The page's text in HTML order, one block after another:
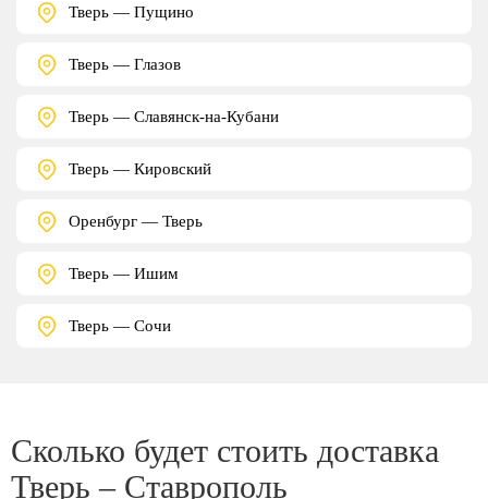
Тверь — Пущино
Тверь — Глазов
Тверь — Славянск-на-Кубани
Тверь — Кировский
Оренбург — Тверь
Тверь — Ишим
Тверь — Сочи
Сколько будет стоить доставка
Тверь – Ставрополь